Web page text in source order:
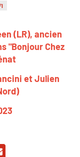
(LR), ancien
"Bonjour Chez
et Julien